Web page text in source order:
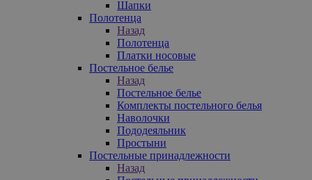
Шапки
Полотенца
Назад
Полотенца
Платки носовые
Постельное белье
Назад
Постельное белье
Комплекты постельного белья
Наволочки
Пододеяльник
Простыни
Постельные принадлежности
Назад